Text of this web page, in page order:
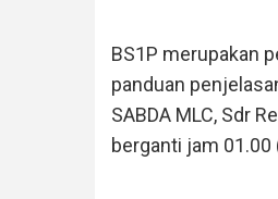
BS1P merupakan
panduan
SABDA MLC, Sdr
berganti jam 01.00